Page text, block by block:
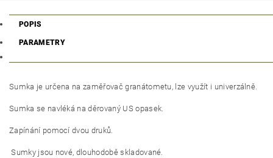
POPIS
PARAMETRY
Sumka je určena na zaměřovač granátometu, lze využít i univerzálně.
Sumka se navléká na děrovaný US opasek.
Zapínání pomocí dvou druků.
Sumky jsou nové, dlouhodobě skladované.